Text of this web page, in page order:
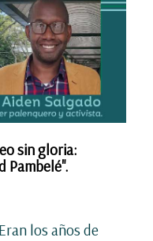
sin gloria:
Pambelé".
los años de